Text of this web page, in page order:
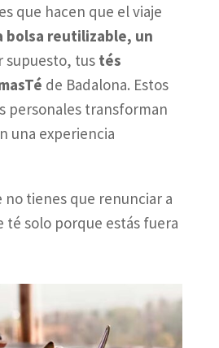
que hacen que el viaje
bolsa reutilizable, un
supuesto, tus tés
de Badalona. Estos
personales transforman
una experiencia
no tienes que renunciar a
té solo porque estás fuera